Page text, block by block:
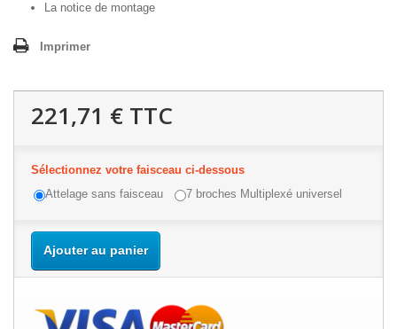
La notice de montage
Imprimer
221,71 € TTC
Sélectionnez votre faisceau ci-dessous
Attelage sans faisceau
7 broches Multiplexé universel
Ajouter au panier